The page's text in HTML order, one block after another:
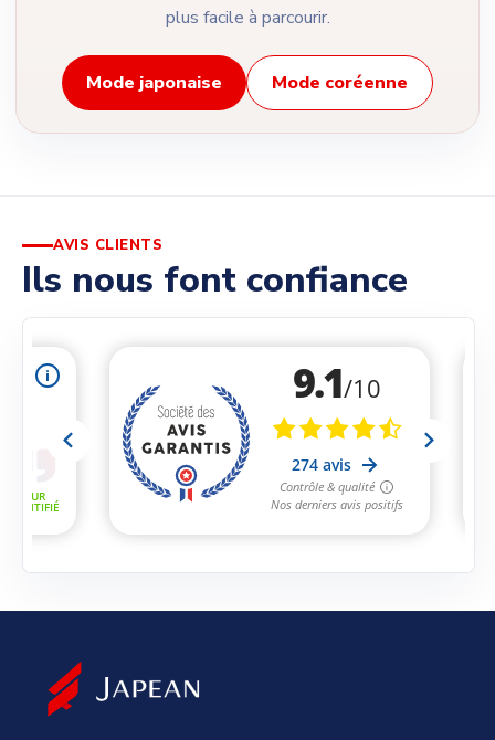
plus facile à parcourir.
Mode japonaise Mode coréenne
AVIS CLIENTS
Ils nous font confiance